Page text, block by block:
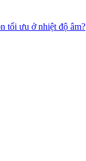
tối ưu ở nhiệt độ âm?